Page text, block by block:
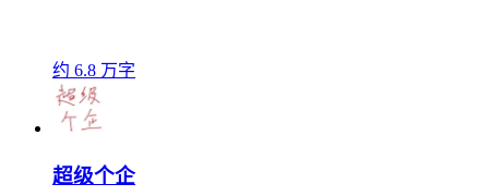
约 6.8 万字
超级个企